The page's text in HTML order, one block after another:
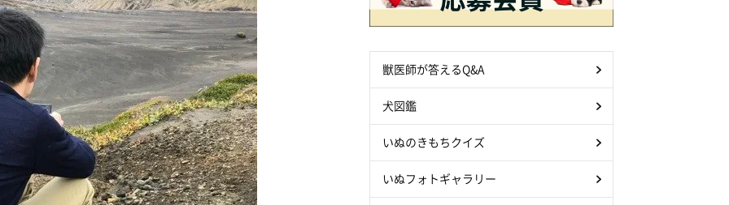
獣医師が答えるQ&A
犬図鑑
いぬのきもちクイズ
いぬフォトギャラリー